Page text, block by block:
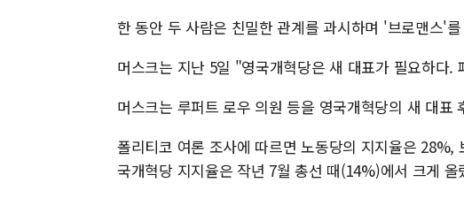
한 동안 두 사람은 친밀한 관계를 과시하며 '브로맨스'
머스크는 지난 5일 "영국개혁당은 새 대표가 필요하다.
머스크는 루퍼트 로우 의원 등을 영국개혁당의 새 대표
폴리티코 여론 조사에 따르면 노동당의 지지율은
국개혁당 지지율은 작년 7월 총선 때(14%)에서 크게 올